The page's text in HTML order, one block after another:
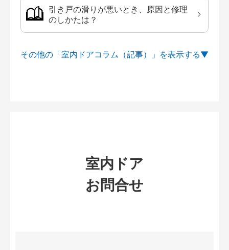
引き戸の滑りが悪いとき、原因と修理
のしかたは？
その他の「室内ドアコラム（記事）」を
室内ドア
お問合せ